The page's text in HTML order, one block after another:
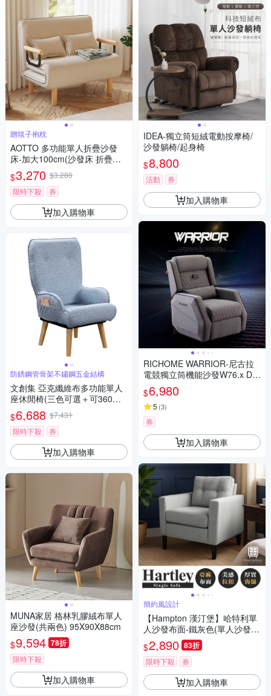
贈毯子抱枕
AOTTO 多功能單人折疊沙發
床-加大100cm(沙發床 折疊床
沙發 單人床)
$3,270 $3,280
限時下殺
券
加入購物車
防銹鋼管骨架不鏽鋼五金結構
文創集 亞克纖維布多功能單人
座休閒椅(三色可選＋可360度
旋轉＋可摺合收納)-62x55x105
cm免組
$6,688 $7,431
限時下殺
券
加入購物車
MUNA家居 格林乳膠絨布單人
座沙發(共兩色) 95X90X88cm
$9,594 78折
限時下殺
加入購物車
IDEA-獨立筒短絨電動按摩椅/
沙發躺椅/起身椅
$8,800
活動 券
加入購物車
RICHOME WARRIOR-尼古拉
電競獨立筒機能沙發W76.x D9
0-155 x H109 CM
$6,980
5 (3)
券
加入購物車
簡約風設計
【Hampton 漢汀堡】哈特利單
人沙發布面-鐵灰色(單人沙發/
亞麻布/布沙發/沙發/DIY)
$2,890 83折
限時下殺 券
加入購物車